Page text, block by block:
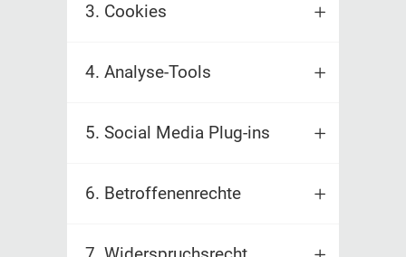
3. Cookies
4. Analyse-Tools
5. Social Media Plug-ins
6. Betroffenenrechte